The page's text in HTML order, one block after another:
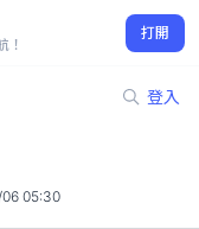
！
打開
登入
05:30